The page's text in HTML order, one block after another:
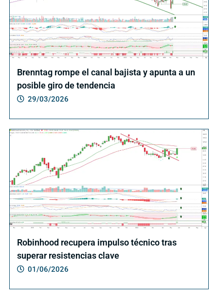
Brenntag rompe el canal bajista y apunta a un
posible giro de tendencia
29/03/2026
Robinhood recupera impulso técnico tras
superar resistencias clave
01/06/2026